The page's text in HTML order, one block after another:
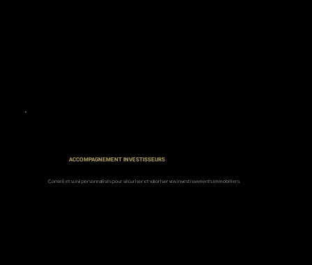
ACCOMPAGNEMENT INVESTISSEURS
Conseil et suivi personnalisés pour sécuriser et valoriser vos investissements immobiliers.